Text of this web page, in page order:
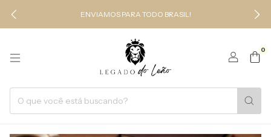
ENVIAMOS PARA TODO BRASIL!
0